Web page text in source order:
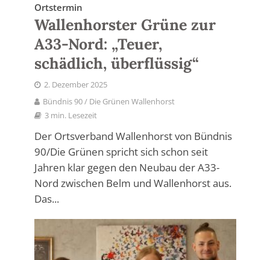
Ortstermin
Wallenhorster Grüne zur
A33-Nord: „Teuer,
schädlich, überflüssig“
2. Dezember 2025
Bündnis 90 / Die Grünen Wallenhorst
3 min. Lesezeit
Der Ortsverband Wallenhorst von Bündnis
90/Die Grünen spricht sich schon seit
Jahren klar gegen den Neubau der A33-
Nord zwischen Belm und Wallenhorst aus.
Das...